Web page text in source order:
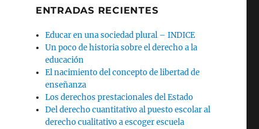
ENTRADAS RECIENTES
Educar en una sociedad plural – INDICE
Un poco de historia sobre el derecho a la
educación
El nacimiento del concepto de libertad de
enseñanza
Los derechos prestacionales del Estado
Del derecho cuantitativo al puesto escolar al
derecho cualitativo a escoger escuela